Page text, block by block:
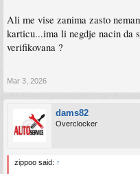
Ali me vise zanima zasto
karticu...ima li negdje nacin da
verifikovana ?
Mar 3, 2026
dams82
Overclocker
zippoo said: ↑